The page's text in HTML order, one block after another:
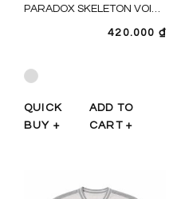
PARADOX SKELETON VOID
420.000 ₫
QUICK
BUY +
ADD TO
CART +